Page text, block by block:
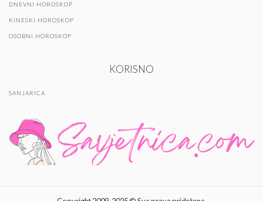
DNEVNI HOROSKOP
KINESKI HOROSKOP
OSOBNI HOROSKOP
KORISNO
SANJARICA